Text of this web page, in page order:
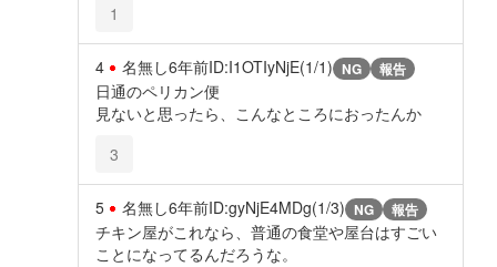
1
4 名無し6年前ID:I1OTIyNjE(1/1) NG 報告
日通のペリカン便
見ないと思ったら、こんなところにおったんか
3
5 名無し6年前ID:gyNjE4MDg(1/3) NG 報告
チキン屋がこれなら、普通の食堂や屋台はすごい
ことになってるんだろうな。